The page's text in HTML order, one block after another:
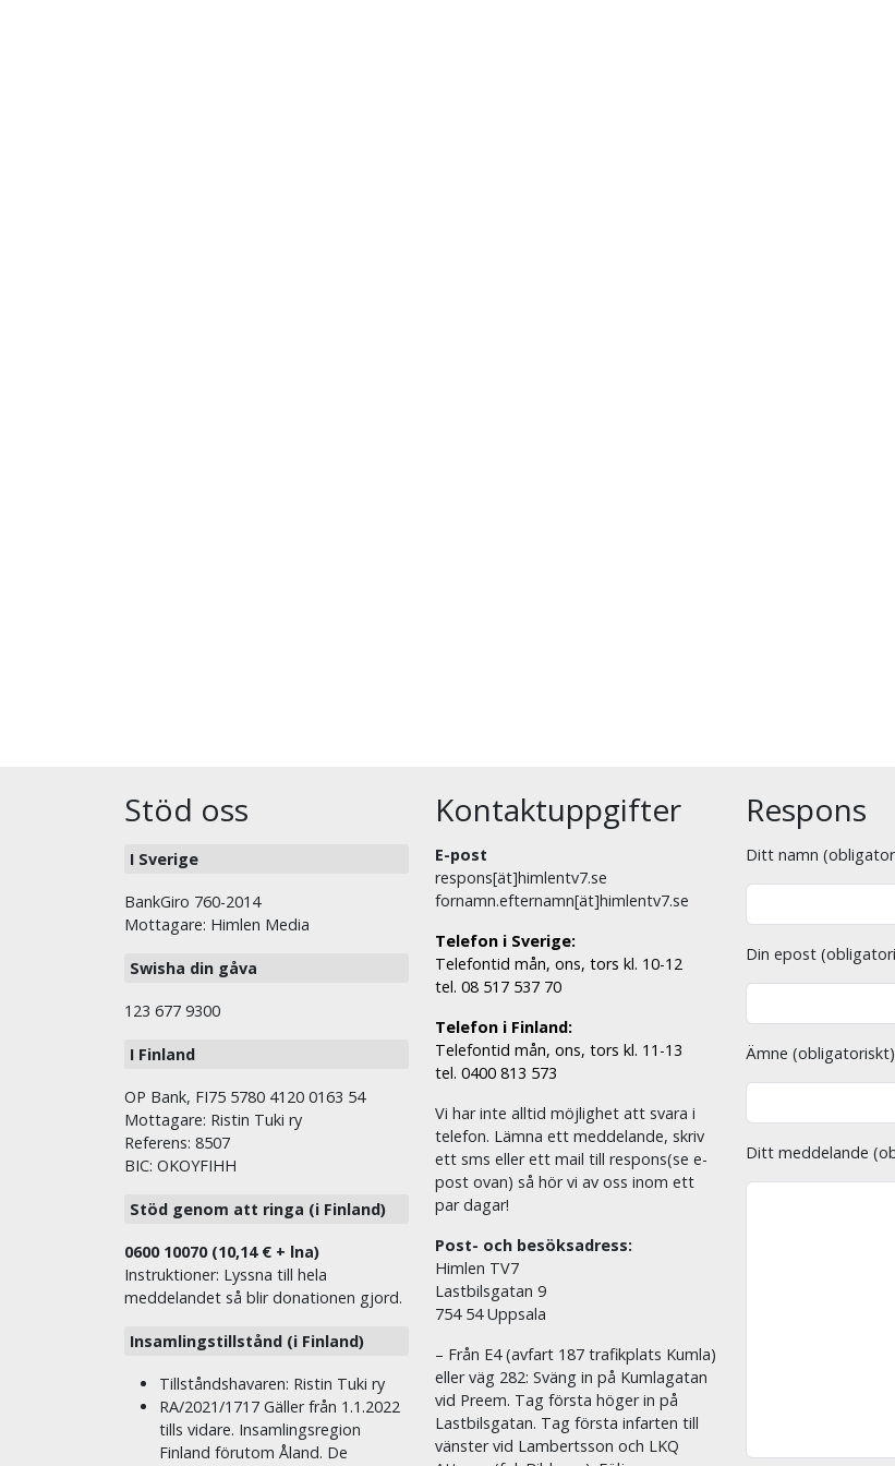
Stöd oss
I Sverige
BankGiro 760-2014
Mottagare: Himlen Media
Swisha din gåva
123 677 9300
I Finland
OP Bank, FI75 5780 4120 0163 54
Mottagare: Ristin Tuki ry
Referens: 8507
BIC: OKOYFIHH
Stöd genom att ringa (i Finland)
0600 10070 (10,14 € + lna)
Instruktioner: Lyssna till hela
meddelandet så blir donationen gjord.
Insamlingstillstånd (i Finland)
Tillståndshavaren: Ristin Tuki ry
RA/2021/1717 Gäller från 1.1.2022
tills vidare. Insamlingsregion
Finland förutom Åland. De
Kontaktuppgifter
E-post
respons[ät]himlentv7.se
fornamn.efternamn[ät]himlentv7.se
Telefon i Sverige:
Telefontid mån, ons, tors kl. 10-12
tel. 08 517 537 70
Telefon i Finland:
Telefontid mån, ons, tors kl. 11-13
tel. 0400 813 573
Vi har inte alltid möjlighet att svara i
telefon. Lämna ett meddelande, skriv
ett sms eller ett mail till respons(se e-
post ovan) så hör vi av oss inom ett
par dagar!
Post- och besöksadress:
Himlen TV7
Lastbilsgatan 9
754 54 Uppsala
– Från E4 (avfart 187 trafikplats Kumla)
eller väg 282: Sväng in på Kumlagatan
vid Preem. Tag första höger in på
Lastbilsgatan. Tag första infarten till
vänster vid Lambertsson och LKQ
Respons
Ditt namn
Din epost
Ämne (obligatoriskt)
Ditt meddelande